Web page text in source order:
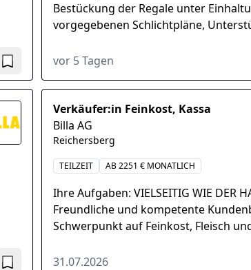
Bestückung der Regale unter
vorgegebenen Schlichtpläne,
Datumskontrolle...
vor 5 Tagen
Verkäufer:in Feinkost, Kassa
Billa AG
Reichersberg
TEILZEIT AB 2251 € MONATLICH
Ihre Aufgaben: VIELSEITIG WIE DER
Freundliche und kompetente
Schwerpunkt auf Feinkost, Fleisch
Richtlinien, Ansprechpartner...
31.07.2026